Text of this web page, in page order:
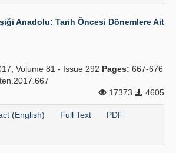
Anadolu: Tarih Öncesi Dönemlere Ait
Volume 81 - Issue 292 Pages: 667-676
17373
4605
(English) Full Text PDF